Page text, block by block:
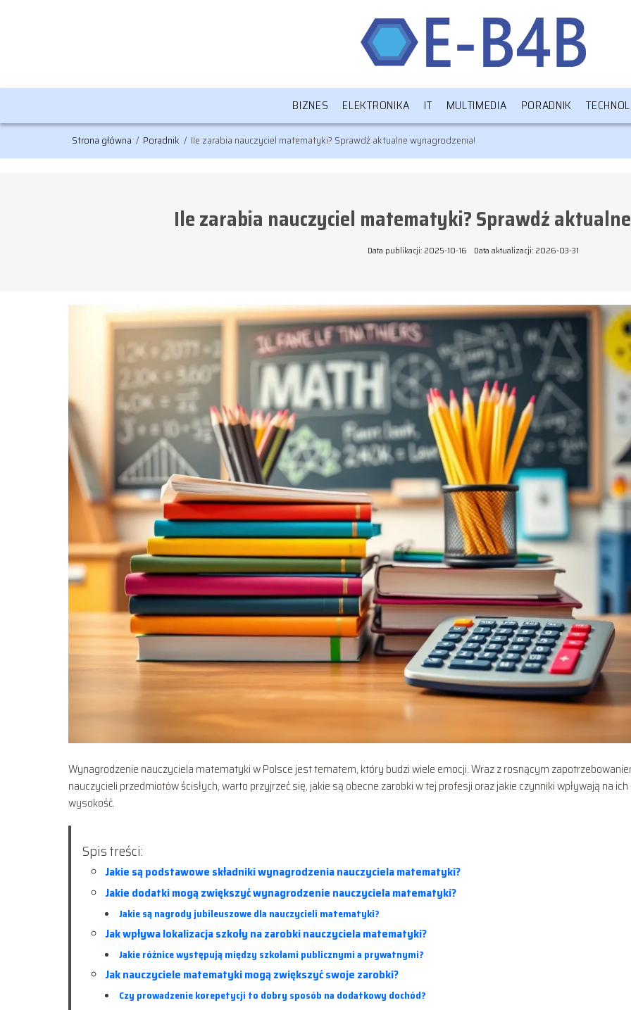
BIZNES ELEKTRONIKA IT MULTIMEDIA PORADNIK
Strona główna / Poradnik / Ile zarabia nauczyciel matematyki? Sprawdź aktualne wynagrodzenia!
Ile zarabia nauczyciel matematyki? Sprawdź
Data publikacji: 2025-10-16 Data aktualizacji: 2026-03-31
Wynagrodzenie nauczyciela matematyki w Polsce jest tematem, który budzi wiele emocji. Wraz z rosnącym
nauczycieli przedmiotów ścisłych, warto przyjrzeć się, jakie są obecne zarobki w tej profesji oraz jakie czynniki wpływają na ich
wysokość.
Spis treści:
Jakie są podstawowe składniki wynagrodzenia nauczyciela matematyki?
Jakie dodatki mogą zwiększyć wynagrodzenie nauczyciela matematyki?
Jakie są nagrody jubileuszowe dla nauczycieli matematyki?
Jak wpływa lokalizacja szkoły na zarobki nauczyciela matematyki?
Jakie różnice występują między szkołami publicznymi a prywatnymi?
Jak nauczyciele matematyki mogą zwiększyć swoje zarobki?
Czy prowadzenie korepetycji to dobry sposób na dodatkowy dochód?